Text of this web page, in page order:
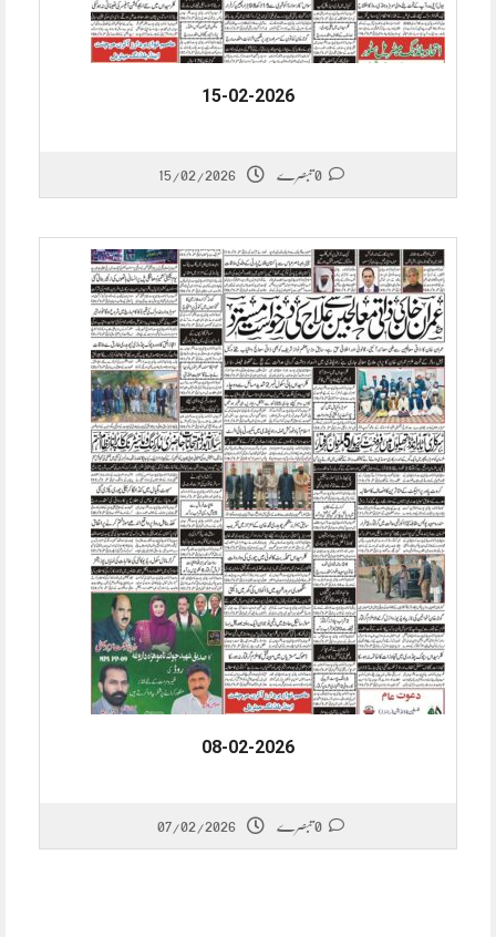
15-02-2026
0 تبصرے 15/02/2026
08-02-2026
07/02/2026